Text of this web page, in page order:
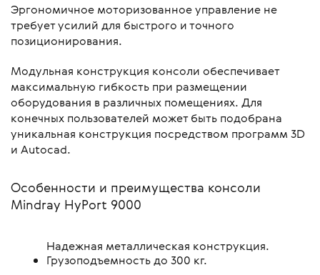
Эргономичное моторизованное управление не
требует усилий для быстрого и точного
позиционирования.
Модульная конструкция консоли обеспечивает
максимальную гибкость при размещении
оборудования в различных помещениях. Для
конечных пользователей может быть подобрана
уникальная конструкция посредством программ 3D
и Autocad.
Особенности и преимущества консоли
Mindray HyPort 9000
Надежная металлическая конструкция.
Грузоподъемность до 300 кг.